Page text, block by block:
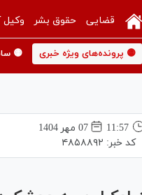
قضایی حقوق بشر وکیل
🟡 پرونده‌های ویژه خبری 🟡
11:57
07 مهر 1404
کد خبر: ۴۸۵۸۸۹۲